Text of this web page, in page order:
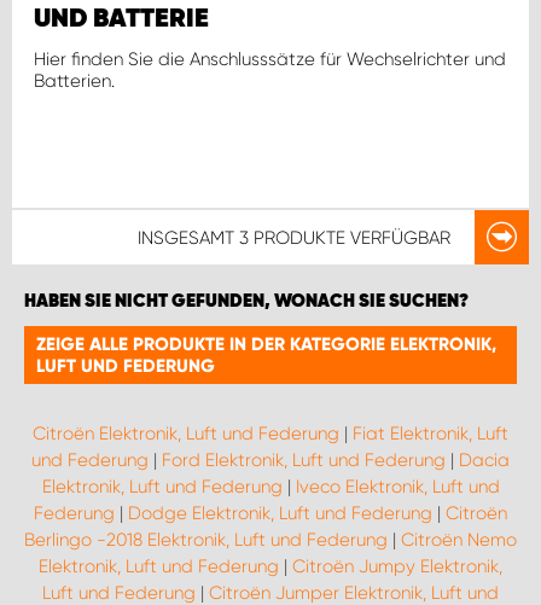
UND BATTERIE
Hier finden Sie die Anschlusssätze für Wechselrichter und
Batterien.
INSGESAMT 3 PRODUKTE VERFÜGBAR
HABEN SIE NICHT GEFUNDEN, WONACH SIE SUCHEN?
ZEIGE ALLE PRODUKTE IN DER KATEGORIE ELEKTRONIK,
LUFT UND FEDERUNG
Citroën Elektronik, Luft und Federung | Fiat Elektronik, Luft
und Federung | Ford Elektronik, Luft und Federung | Dacia
Elektronik, Luft und Federung | Iveco Elektronik, Luft und
Federung | Dodge Elektronik, Luft und Federung | Citroën
Berlingo -2018 Elektronik, Luft und Federung | Citroën Nemo
Elektronik, Luft und Federung | Citroën Jumpy Elektronik,
Luft und Federung | Citroën Jumper Elektronik, Luft und